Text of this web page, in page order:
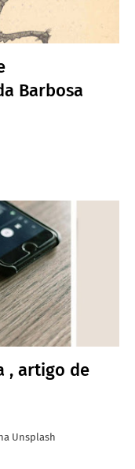
Barbosa
, artigo de
Unsplash